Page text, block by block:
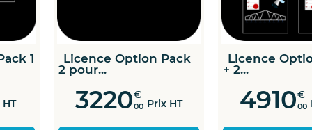
Licence Guidage
pour Xenius
701€
00 Prix HT
Licence
localisés...
1115€
00